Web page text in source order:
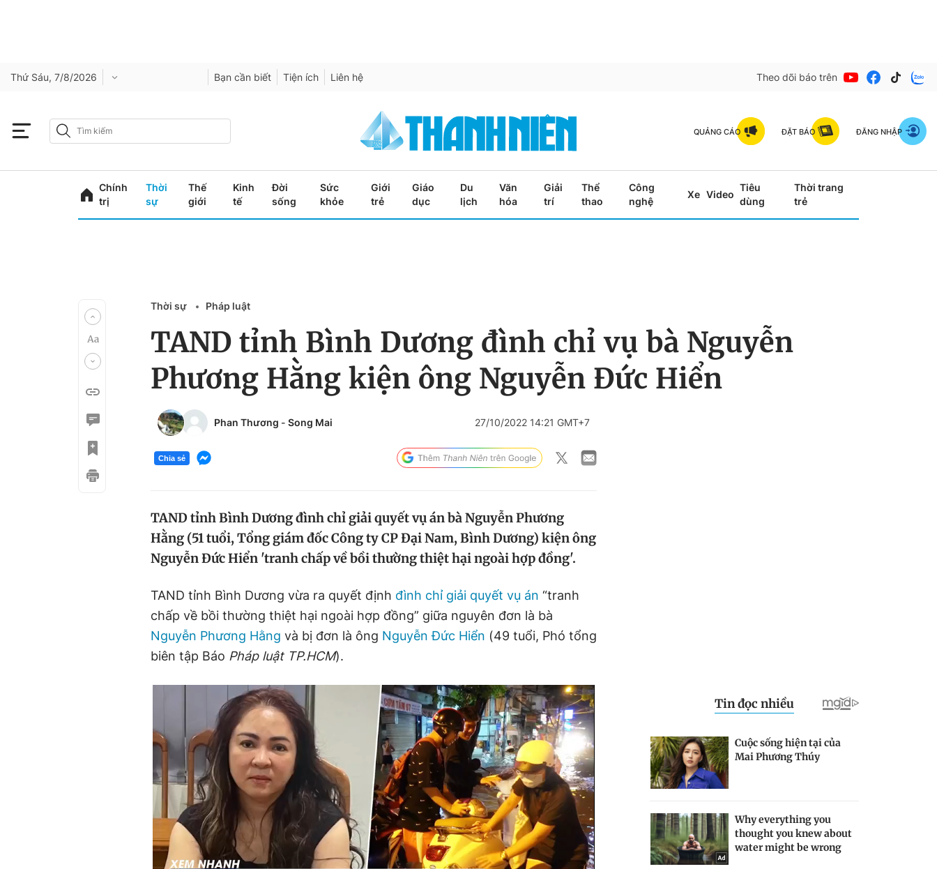
Thứ Sáu, 7/8/2026 Bạn cần biết Tiện ích Liên hệ Theo dõi báo trên
QUẢNG CÁO ĐẶT BÁO ĐĂNG NHẬP
Chính
trị
Thời
sự
Thế
giới
Kinh
tế
Đời
sống
Sức
khỏe
Giới
trẻ
Giáo
dục
Du
lịch
Văn
hóa
Giải
trí
Thể
thao
Công
nghệ
Xe Video
Tiêu
dùng
Thời trang
trẻ
Thời sự Pháp luật
TAND tỉnh Bình Dương đình chỉ vụ bà Nguyễn
Phương Hằng kiện ông Nguyễn Đức Hiển
Phan Thương - Song Mai 27/10/2022 14:21 GMT+7
Chia sẻ
TAND tỉnh Bình Dương đình chỉ giải quyết vụ án bà Nguyễn Phương
Hằng (51 tuổi, Tổng giám đốc Công ty CP Đại Nam, Bình Dương) kiện ông
Nguyễn Đức Hiển 'tranh chấp về bồi thường thiệt hại ngoài hợp đồng'.
TAND tỉnh Bình Dương vừa ra quyết định đình chỉ giải quyết vụ án “tranh
chấp về bồi thường thiệt hại ngoài hợp đồng” giữa nguyên đơn là bà
Nguyễn Phương Hằng và bị đơn là ông Nguyễn Đức Hiển (49 tuổi, Phó tổng
biên tập Báo Pháp luật TP.HCM).